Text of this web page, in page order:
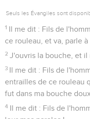
Seuls les Évangiles sont
1 Il me dit : Fils de
ce rouleau, et va, parle
2 J'ouvris la bouche, et il
3 Il me dit : Fils de
entrailles de ce rouleau
fut dans ma bouche
4 Il me dit : Fils de